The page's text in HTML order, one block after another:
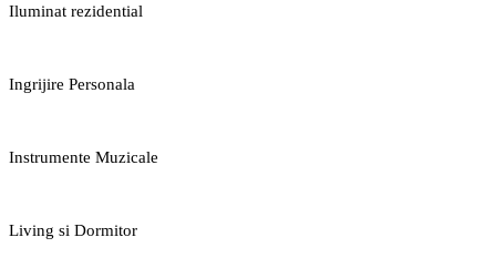
Iluminat rezidential
Ingrijire Personala
Instrumente Muzicale
Living si Dormitor